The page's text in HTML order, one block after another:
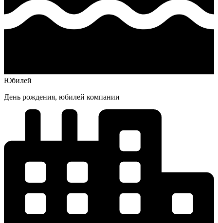
Юбилей
День рождения, юбилей компании